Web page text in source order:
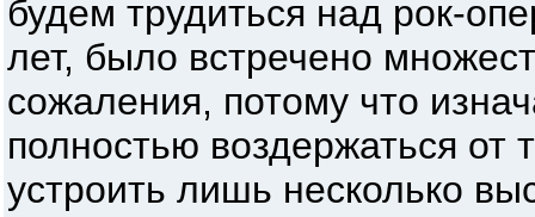
будем трудиться над рок-
лет, было встречено
сожаления, потому что
полностью воздержаться от
устроить лишь несколько